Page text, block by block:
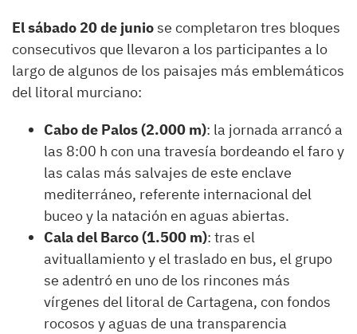
El sábado 20 de juniose completaron tres bloques
consecutivos que llevaron a los participantes a lo
largo de algunos de los paisajes más emblemáticos
del litoral murciano:
Cabo de Palos (2.000 m): la jornada arrancó a
las 8:00 h con una travesía bordeando el faro y
las calas más salvajes de este enclave
mediterráneo, referente internacional del
buceo y la natación en aguas abiertas.
Cala del Barco (1.500 m): tras el
avituallamiento y el traslado en bus, el grupo
se adentró en uno de los rincones más
vírgenes del litoral de Cartagena, con fondos
rocosos y aguas de una transparencia